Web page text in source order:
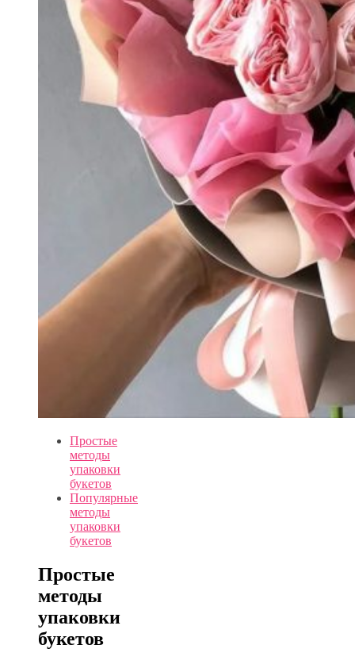
Простые
методы
упаковки
букетов
Популярные
методы
упаковки
букетов
Простые
методы
упаковки
букетов